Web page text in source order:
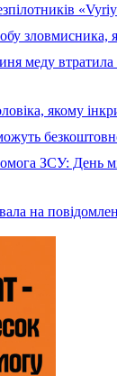
меду
якому
ЗСУ: День
на